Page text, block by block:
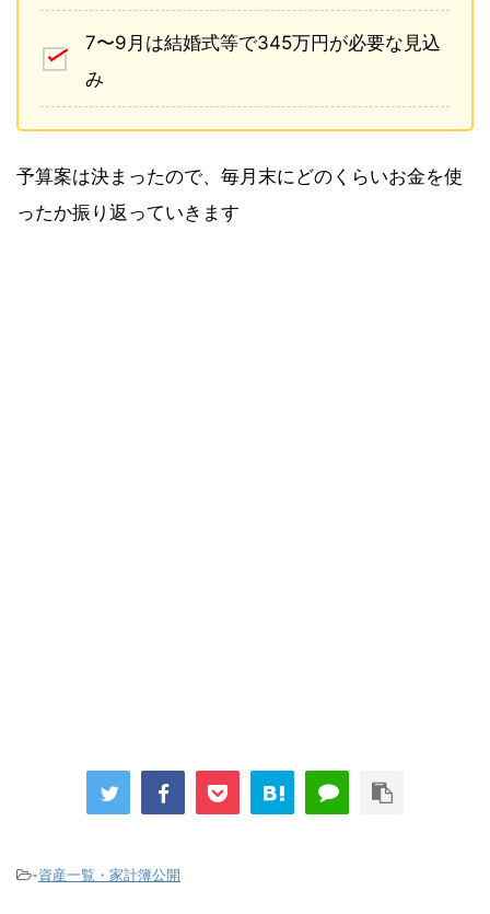
7〜9月は結婚式等で345万円が必要な見込
み
予算案は決まったので、毎月末にどのくらいお金を使
ったか振り返っていきます
-資産一覧・家計簿公開